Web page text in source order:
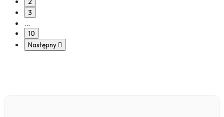
2
3
…
10
Następny 